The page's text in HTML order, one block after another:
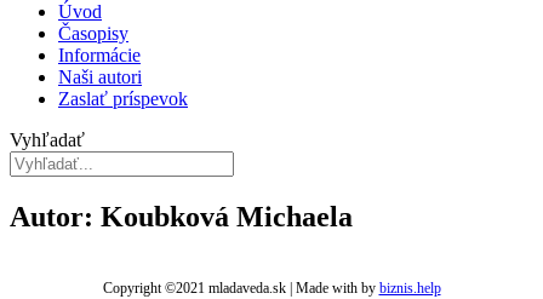
Úvod
Časopisy
Informácie
Naši autori
Zaslať príspevok
Vyhľadať
Autor: Koubková Michaela
Copyright ©2021 mladaveda.sk | Made with by biznis.help